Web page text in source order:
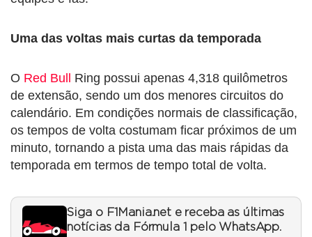
Uma das voltas mais curtas da temporada
O Red Bull
Ring possui apenas 4,318 quilômetros
de extensão, sendo um dos menores circuitos do
calendário. Em condições normais de classificação,
os tempos de volta costumam ficar próximos de um
minuto, tornando a pista uma das mais rápidas da
temporada em termos de tempo total de volta.
Siga o F1Mania.net e receba as últimas
notícias da Fórmula 1 pelo WhatsApp.